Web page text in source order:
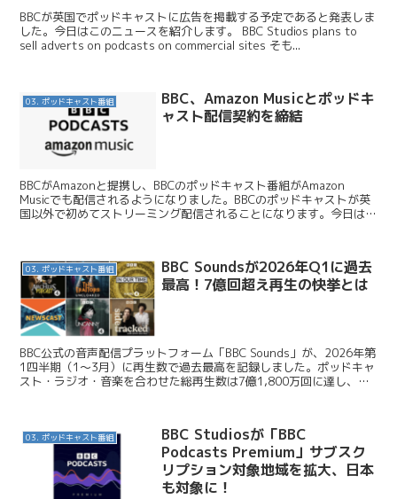
BBCが英国でポッドキャストに広告を掲載する予定であると発表しま
した。今日はこのニュースを紹介します。 BBC Studios plans to
sell adverts on podcasts on commercial sites そも...
03. ポッドキャスト番組
BBC、Amazon Musicとポッドキ
ャスト配信契約を締結
BBCがAmazonと提携し、BBCのポッドキャスト番組がAmazon
Musicでも配信されるようになりました。BBCのポッドキャストが英
国以外で初めてストリーミング配信されることになります。今日はこ
03. ポッドキャスト番組
BBC Soundsが2026年Q1に過去
最高！7億回超え再生の快挙とは
BBC公式の音声配信プラットフォーム「BBC Sounds」が、2026年第
1四半期（1〜3月）に再生数で過去最高を記録しました。ポッドキャ
スト・ラジオ・音楽を合わせた総再生数は7億1,800万回に達し、前
03. ポッドキャスト番組
BBC Studiosが「BBC
Podcasts Premium」サブスク
リプション対象地域を拡大、日本
も対象に！